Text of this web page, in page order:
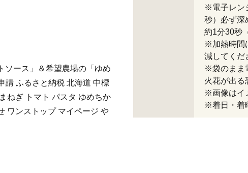
ース」＆希望農場の「ゆめ
ふるさと納税 北海道 中標
ねぎ トマト パスタ ゆめちか
ワンストップ マイページ や
※電子レン
秒）必ず深
約1分30秒
※加熱時間
減してくだ
※袋のまま
火花が出る
※画像はイ
※着日・着